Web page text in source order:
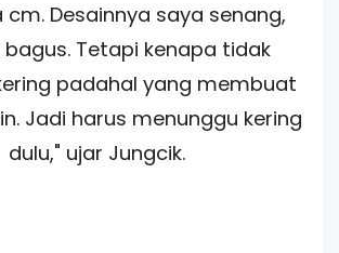
Desainnya saya senang,
Tetapi kenapa tidak
padahal yang membuat
Jadi harus menunggu kering
dulu," ujar Jungcik.